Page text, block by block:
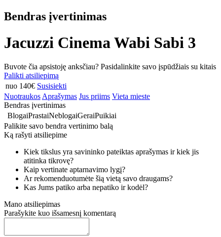
Bendras įvertinimas
Jacuzzi Cinema Wabi Sabi 3
Buvote čia apsistoję anksčiau? Pasidalinkite savo įspūdžiais su kitais
Palikti atsiliepimą
nuo 140€ Susisiekti
NuotraukosAprašymas Jus priims Vieta mieste
Bendras įvertinimas
BlogaiPrastaiNeblogaiGeraiPuikiai
Palikite savo bendra vertinimo balą
Ką rašyti atsiliepime
Kiek tikslus yra savininko pateiktas aprašymas ir kiek jis
atitinka tikrovę?
Kaip vertinate aptarnavimo lygį?
Ar rekomenduotumėte šią vietą savo draugams?
Kas Jums patiko arba nepatiko ir kodėl?
Mano atsiliepimas
Parašykite kuo išsamesnį komentarą